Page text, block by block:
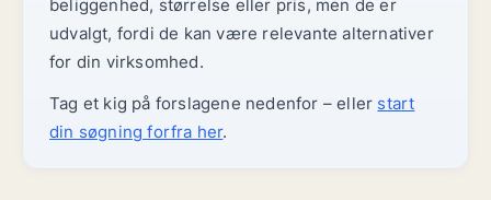
beliggenhed, størrelse eller pris, men de er
udvalgt, fordi de kan være relevante alternativer
for din virksomhed.
Tag et kig på forslagene nedenfor – eller start
din søgning forfra her.